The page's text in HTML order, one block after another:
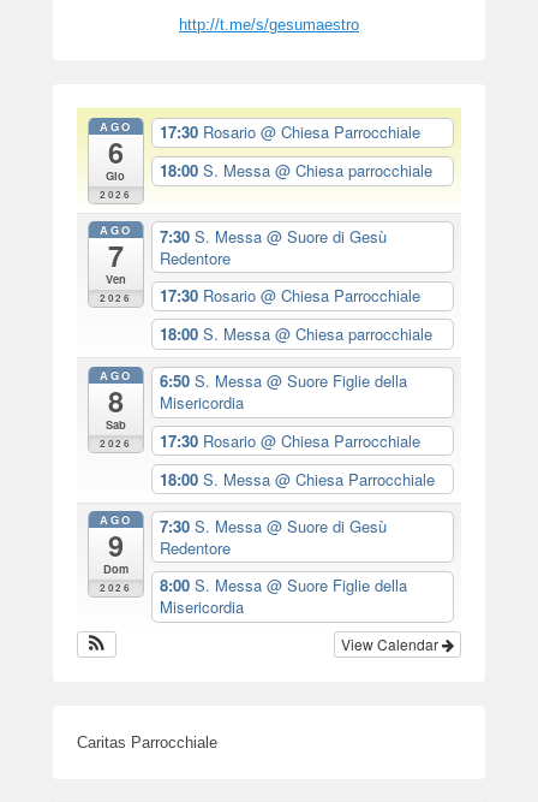
http://t.me/s/gesumaestro
AGO
6
Gio
2026
17:30 Rosario @ Chiesa Parrocchiale
18:00 S. Messa @ Chiesa parrocchiale
AGO
7
Ven
2026
7:30 S. Messa @ Suore di Gesù
Redentore
17:30 Rosario @ Chiesa Parrocchiale
18:00 S. Messa @ Chiesa parrocchiale
AGO
8
Sab
2026
6:50 S. Messa @ Suore Figlie della
Misericordia
17:30 Rosario @ Chiesa Parrocchiale
18:00 S. Messa @ Chiesa Parrocchiale
AGO
9
Dom
2026
7:30 S. Messa @ Suore di Gesù
Redentore
8:00 S. Messa @ Suore Figlie della
Misericordia
View Calendar
Caritas Parrocchiale